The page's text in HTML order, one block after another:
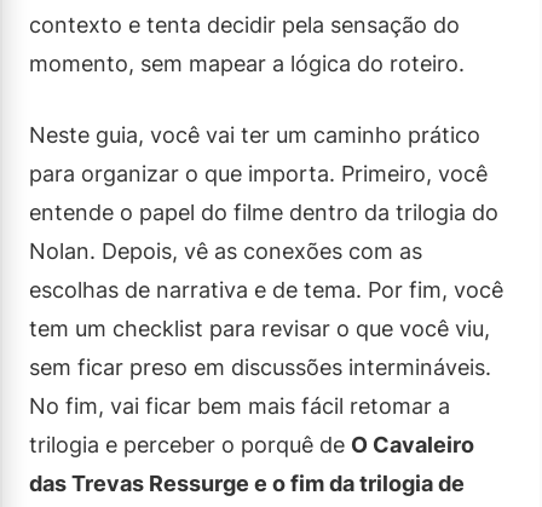
contexto e tenta decidir pela sensação do
momento, sem mapear a lógica do roteiro.
Neste guia, você vai ter um caminho prático
para organizar o que importa. Primeiro, você
entende o papel do filme dentro da trilogia do
Nolan. Depois, vê as conexões com as
escolhas de narrativa e de tema. Por fim, você
tem um checklist para revisar o que você viu,
sem ficar preso em discussões intermináveis.
No fim, vai ficar bem mais fácil retomar a
trilogia e perceber o porquê de O Cavaleiro
das Trevas Ressurge e o fim da trilogia de